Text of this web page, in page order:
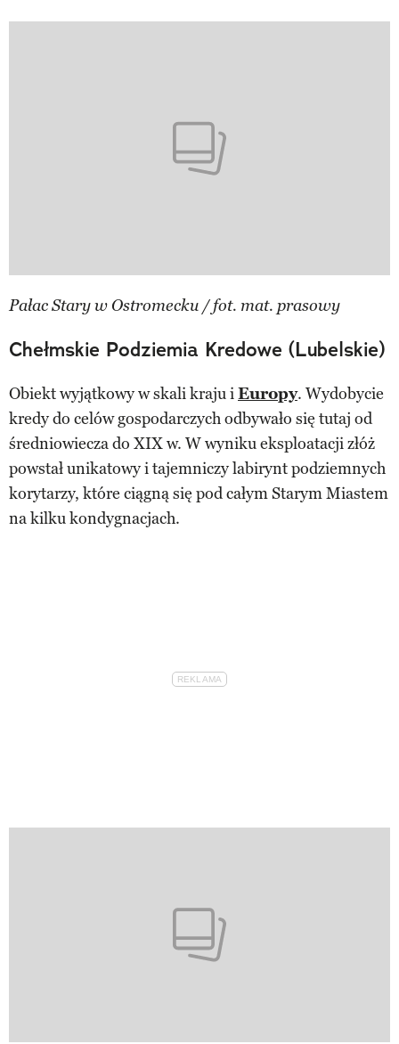
Pałac Stary w Ostromecku / fot. mat. prasowy
Chełmskie Podziemia Kredowe (Lubelskie)
Obiekt wyjątkowy w skali kraju iEuropy. Wydobycie
kredy do celów gospodarczych odbywało się tutaj od
średniowiecza do XIX w. W wyniku eksploatacji złóż
powstał unikatowy i tajemniczy labirynt podziemnych
korytarzy, które ciągną się pod całym Starym Miastem
na kilku kondygnacjach.